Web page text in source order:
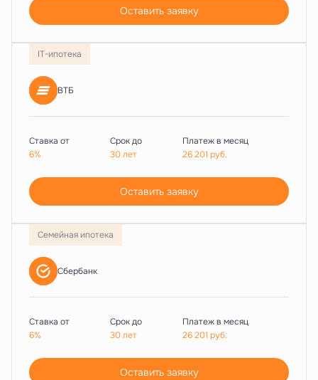
Оставить заявку
IT-ипотека
ВТБ
Ставка от
6%
Срок до
30 лет
Платеж в месяц
26 201 руб.
Оставить заявку
Семейная ипотека
Сбербанк
Ставка от
6%
Срок до
30 лет
Платеж в месяц
26 201 руб.
Оставить заявку